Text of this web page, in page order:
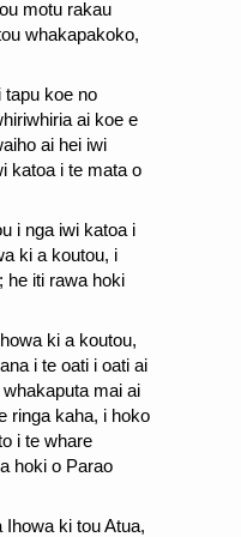
motu rakau
whakapakoko,
tapu koe no
ai koe e
ai hei iwi
katoa i te mata o
i nga iwi katoa i
ki a koutou, i
he iti rawa hoki
ki a koutou,
i te oati i oati ai
mai ai
ringa kaha, i hoko
i te whare
hoki o Parao
ki tou Atua,